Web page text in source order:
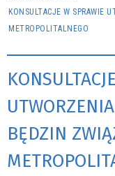
KONSULTACJE W SPRAWIE
METROPOLITALNEGO
BĘDZIN